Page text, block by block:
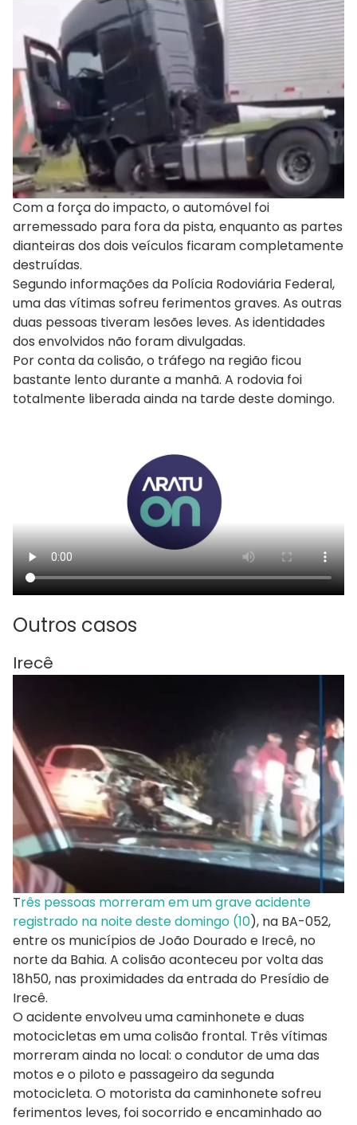
Com a força do impacto, o automóvel foi
arremessado para fora da pista, enquanto as partes
dianteiras dos dois veículos ficaram completamente
destruídas.
Segundo informações da Polícia Rodoviária Federal,
uma das vítimas sofreu ferimentos graves. As outras
duas pessoas tiveram lesões leves. As identidades
dos envolvidos não foram divulgadas.
Por conta da colisão, o tráfego na região ficou
bastante lento durante a manhã. A rodovia foi
totalmente liberada ainda na tarde deste domingo.
Outros casos
Irecê
Três pessoas morreram em um grave acidente
registrado na noite deste domingo (10), na BA-052,
entre os municípios de João Dourado e Irecê, no
norte da Bahia. A colisão aconteceu por volta das
18h50, nas proximidades da entrada do Presídio de
Irecê.
O acidente envolveu uma caminhonete e duas
motocicletas em uma colisão frontal. Três vítimas
morreram ainda no local: o condutor de uma das
motos e o piloto e passageiro da segunda
motocicleta. O motorista da caminhonete sofreu
ferimentos leves, foi socorrido e encaminhado ao